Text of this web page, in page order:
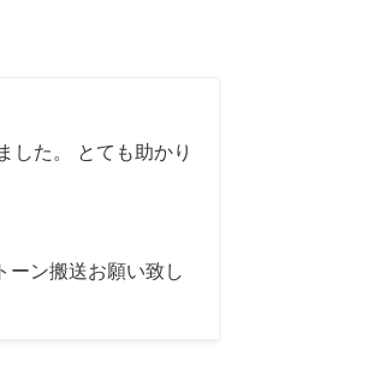
した。 とても助かり
ーン搬送お願い致し